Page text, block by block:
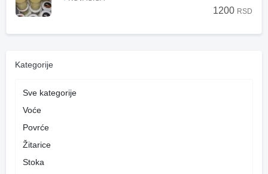
1200 RSD
Kategorije
Sve kategorije
Voće
Povrće
Žitarice
Stoka